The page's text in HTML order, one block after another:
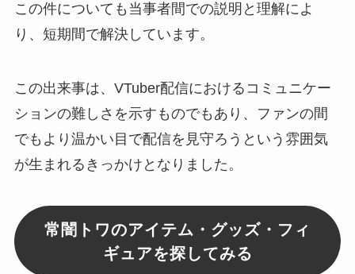
この件についても当事者間での説明と理解によ
り、短期間で解決しています。
この出来事は、VTuber配信におけるコミュニケー
ションの難しさを示すものでもあり、ファンの間
でもより温かい目で配信を見守ろうという雰囲気
が生まれるきっかけとなりました。
常闇トワのアイテム・グッズ・フィ
ギュアを探してみる